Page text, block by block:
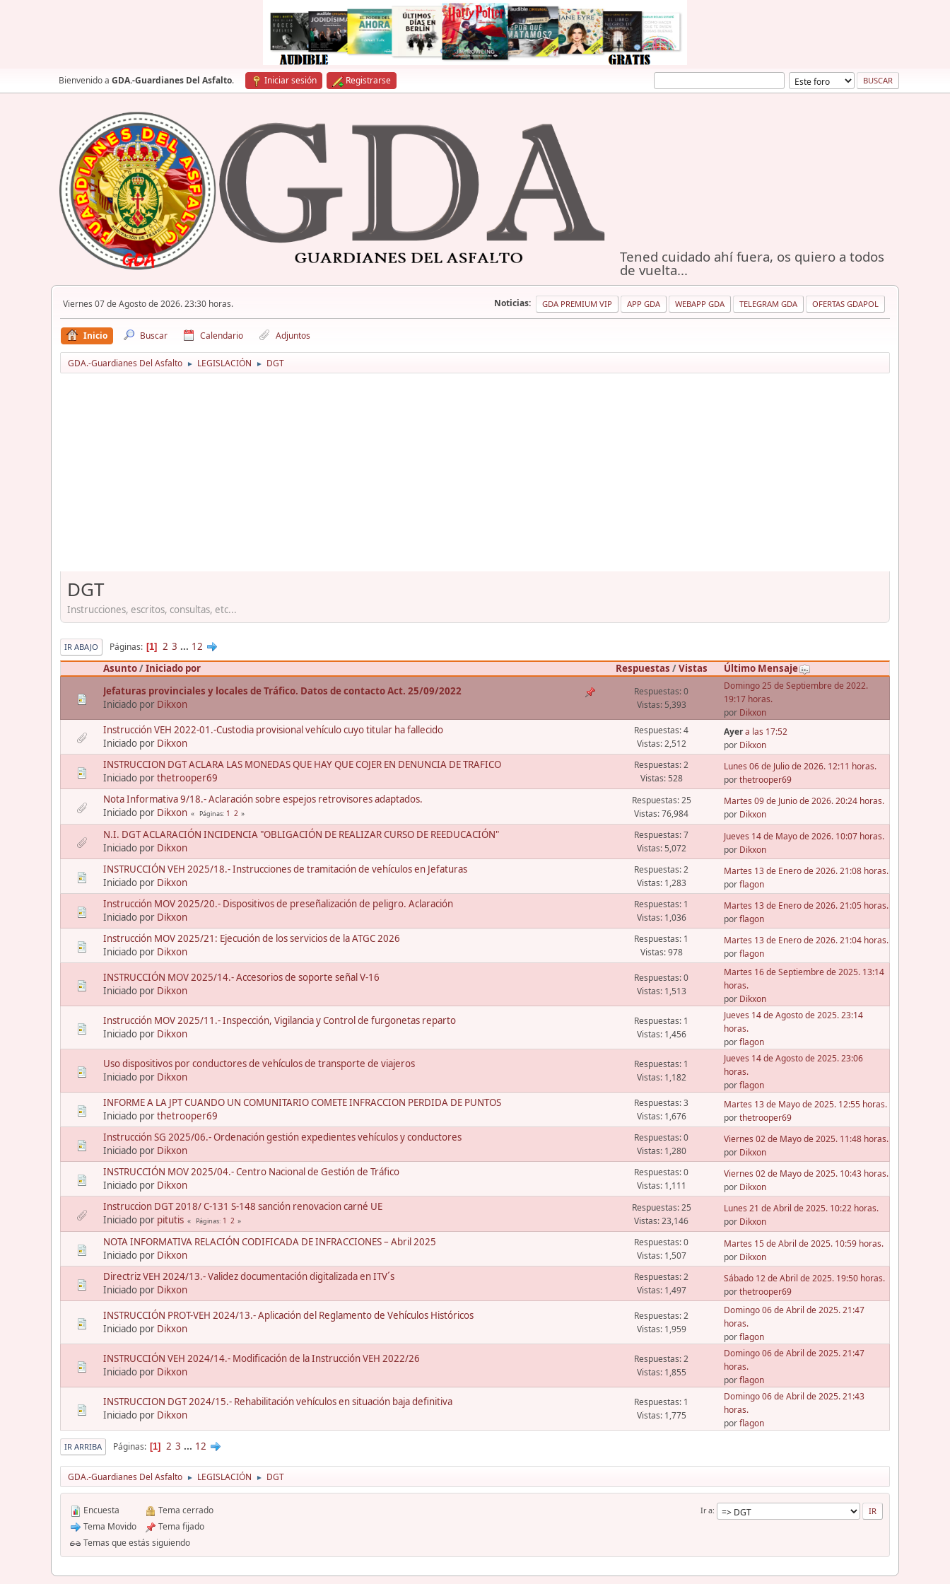
Bienvenido a GDA.-Guardianes Del Asfalto. Iniciar sesión Registrarse
Tened cuidado ahí fuera, os quiero a todos
de vuelta...
Viernes 07 de Agosto de 2026. 23:30 horas. Noticias: GDA PREMIUM VIP APP GDA WEBAPP GDA TELEGRAM GDA OFERTAS GDAPOL
Inicio Buscar Calendario Adjuntos
GDA.-Guardianes Del Asfalto ► LEGISLACIÓN ► DGT
DGT
Instrucciones, escritos, consultas, etc...
IR ABAJO Páginas 1 2 3 ... 12
Asunto/Iniciado por Respuestas /Vistas
Último Mensaje
Jefaturas provinciales y locales de Tráfico. Datos de contacto Act. 25/09/2022
Iniciado por Dikxon
Respuestas: 0
Vistas: 5,393
Domingo 25 de Septiembre de 2022.
19:17 horas.
por Dikxon
Instrucción VEH 2022-01.-Custodia provisional vehículo cuyo titular ha fallecido
Iniciado por Dikxon
Respuestas: 4
Vistas: 2,512
Ayera las 17:52
por Dikxon
INSTRUCCION DGT ACLARA LAS MONEDAS QUE HAY QUE COJER EN DENUNCIA DE TRAFICO
Iniciado porthetrooper69
Respuestas: 2
Vistas: 528
Lunes 06 de Julio de 2026. 12:11 horas.
porthetrooper69
Nota Informativa 9/18.- Aclaración sobre espejos retrovisores adaptados.
Iniciado por Dikxon Páginas 1 2
Respuestas: 25
Vistas: 76,984
Martes 09 de Junio de 2026. 20:24 horas.
por Dikxon
N.I. DGT ACLARACIÓN INCIDENCIA "OBLIGACIÓN DE REALIZAR CURSO DE REEDUCACIÓN"
Iniciado por Dikxon
Respuestas: 7
Vistas: 5,072
Jueves 14 de Mayo de 2026. 10:07 horas.
por Dikxon
INSTRUCCIÓN VEH 2025/18.- Instrucciones de tramitación de vehículos en Jefaturas
Iniciado por Dikxon
Respuestas: 2
Vistas: 1,283
Martes 13 de Enero de 2026. 21:08 horas.
porflagon
Instrucción MOV 2025/20.- Dispositivos de preseñalización de peligro. Aclaración
Iniciado por Dikxon
Respuestas: 1
Vistas: 1,036
Martes 13 de Enero de 2026. 21:05 horas.
porflagon
Instrucción MOV 2025/21: Ejecución de los servicios de la ATGC 2026
Iniciado por Dikxon
Respuestas: 1
Vistas: 978
Martes 13 de Enero de 2026. 21:04 horas.
porflagon
INSTRUCCIÓN MOV 2025/14.- Accesorios de soporte señal V-16
Iniciado por Dikxon
Respuestas: 0
Vistas: 1,513
Martes 16 de Septiembre de 2025. 13:14
horas.
por Dikxon
Instrucción MOV 2025/11.- Inspección, Vigilancia y Control de furgonetas reparto
Iniciado por Dikxon
Respuestas: 1
Vistas: 1,456
Jueves 14 de Agosto de 2025. 23:14
horas.
porflagon
Uso dispositivos por conductores de vehículos de transporte de viajeros
Iniciado por Dikxon
Respuestas: 1
Vistas: 1,182
Jueves 14 de Agosto de 2025. 23:06
horas.
porflagon
INFORME A LA JPT CUANDO UN COMUNITARIO COMETE INFRACCION PERDIDA DE PUNTOS
Iniciado porthetrooper69
Respuestas: 3
Vistas: 1,676
Martes 13 de Mayo de 2025. 12:55 horas.
porthetrooper69
Instrucción SG 2025/06.- Ordenación gestión expedientes vehículos y conductores
Iniciado por Dikxon
Respuestas: 0
Vistas: 1,280
Viernes 02 de Mayo de 2025. 11:48 horas.
por Dikxon
INSTRUCCIÓN MOV 2025/04.- Centro Nacional de Gestión de Tráfico
Iniciado por Dikxon
Respuestas: 0
Vistas: 1,111
Viernes 02 de Mayo de 2025. 10:43 horas.
por Dikxon
Instruccion DGT 2018/ C-131 S-148 sanción renovacion carné UE
Iniciado por pitutis Páginas 1 2
Respuestas: 25
Vistas: 23,146
Lunes 21 de Abril de 2025. 10:22 horas.
por Dikxon
NOTA INFORMATIVA RELACIÓN CODIFICADA DE INFRACCIONES – Abril 2025
Iniciado por Dikxon
Respuestas: 0
Vistas: 1,507
Martes 15 de Abril de 2025. 10:59 horas.
por Dikxon
Directriz VEH 2024/13.- Validez documentación digitalizada en ITV´s
Iniciado por Dikxon
Respuestas: 2
Vistas: 1,497
Sábado 12 de Abril de 2025. 19:50 horas.
porthetrooper69
INSTRUCCIÓN PROT-VEH 2024/13.- Aplicación del Reglamento de Vehículos Históricos
Iniciado por Dikxon
Respuestas: 2
Vistas: 1,959
Domingo 06 de Abril de 2025. 21:47
horas.
porflagon
INSTRUCCIÓN VEH 2024/14.- Modificación de la Instrucción VEH 2022/26
Iniciado por Dikxon
Respuestas: 2
Vistas: 1,855
Domingo 06 de Abril de 2025. 21:47
horas.
porflagon
INSTRUCCION DGT 2024/15.- Rehabilitación vehículos en situación baja definitiva
Iniciado por Dikxon
Respuestas: 1
Vistas: 1,775
Domingo 06 de Abril de 2025. 21:43
horas.
porflagon
IR ARRIBA Páginas 1 2 3 ... 12
GDA.-Guardianes Del Asfalto ► LEGISLACIÓN ► DGT
Ir a
Encuesta
Tema Movido
Tema cerrado
Tema fijado
Temas que estás siguiendo